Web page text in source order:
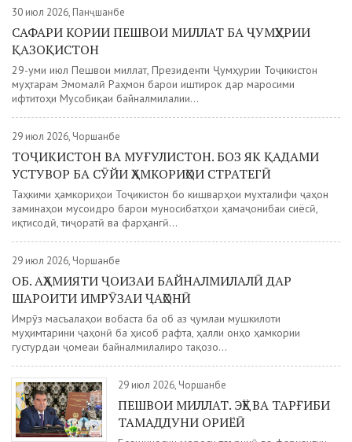
30 июл 2026, Панҷшанбе
САФАРИ КОРИИ ПЕШВОИ МИЛЛАТ БА ҶУМҲУРИИ
ҚАЗОҚИСТОН
29-уми июл Пешвои миллат, Президенти Ҷумҳурии Тоҷикистон
муҳтарам Эмомалӣ Раҳмон барои иштирок дар маросими
ифтитоҳи Мусобиқаи байналмилалии...
29 июл 2026, Чоршанбе
ТОҶИКИСТОН ВА МУҒУЛИСТОН. БОЗ ЯК ҚАДАМИ
УСТУВОР БА СӮЙИ ҲАМКОРИҲОИ СТРАТЕГӢ
Таҳкими ҳамкориҳои Тоҷикистон бо кишварҳои мухталифи ҷаҳон
заминаҳои мусоидро барои муносибатҳои ҳамаҷонибаи сиёсӣ,
иқтисодӣ, тиҷоратӣ ва фарҳангӣ...
29 июл 2026, Чоршанбе
ОБ. АҲАМИЯТИ ҶОИЗАИ БАЙНАЛМИЛАЛӢ ДАР
ШАРОИТИ ИМРӮЗАИ ҶАҲОНӢ
Имрӯз масъалаҳои вобаста ба об аз ҷумлаи мушкилоти
муҳимтарини ҷаҳонӣ ба ҳисоб рафта, ҳалли онҳо ҳамкории
густурдаи ҷомеаи байналмилалиро тақозо...
29 июл 2026, Чоршанбе
ПЕШВОИ МИЛЛАТ. ЭҲЁ ВА ТАРҒИБИ
ТАМАДДУНИ ОРИЁӢ